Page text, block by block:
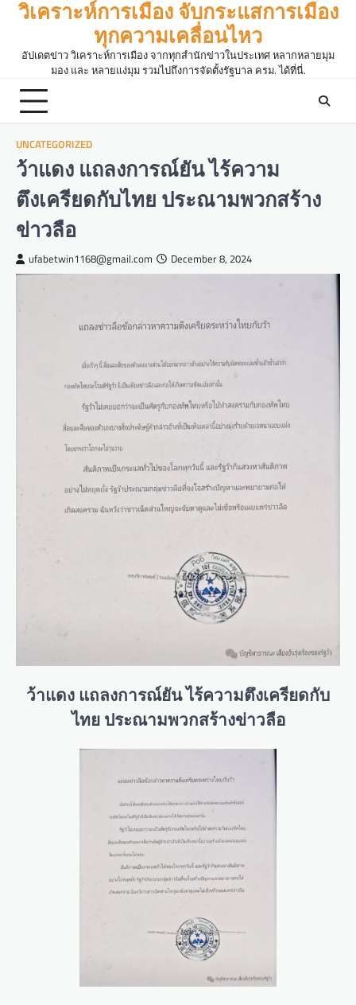
Skip
content
วิเคราะห์การเมือง จับกระแสการเมือง
ทุกความเคลื่อนไหว
อัปเดตข่าว วิเคราะห์การเมือง จากทุกสำนักข่าวในประเทศ หลากหลายมุม
มอง และ หลายแง่มุม รวมไปถึงการจัดตั้งรัฐบาล ครม. ได้ที่นี่.
UNCATEGORIZED
ว้าแดง แถลงการณ์ยัน ไร้ความ
ตึงเครียดกับไทย ประณามพวกสร้าง
ข่าวลือ
ufabetwin1168@gmail.com December 8, 2024
ว้าแดง แถลงการณ์ยัน ไร้ความตึงเครียดกับ
ไทย ประณามพวกสร้างข่าวลือ